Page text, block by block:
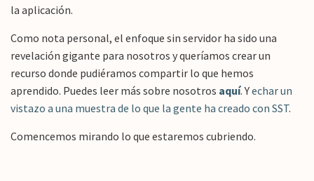
la aplicación.
Como nota personal, el enfoque sin servidor ha sido una
revelación gigante para nosotros y queríamos crear un
recurso donde pudiéramos compartir lo que hemos
aprendido. Puedes leer más sobre nosotros aquí. Yechar un
vistazo a una muestra de lo que la gente ha creado con SST.
Comencemos mirando lo que estaremos cubriendo.